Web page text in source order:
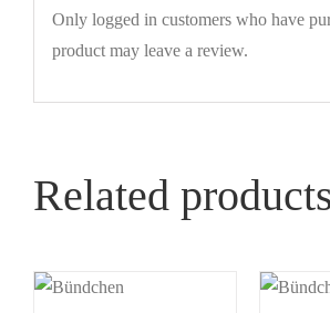
Only logged in customers who have
product may leave a review.
Related products
CART
CART